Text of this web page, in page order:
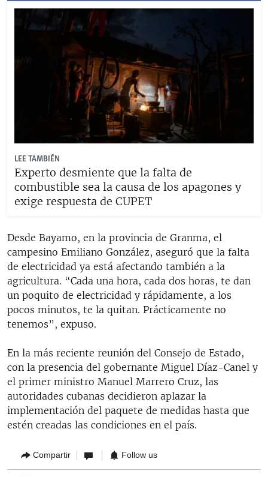
LEE TAMBIÉN
Experto desmiente que la falta de
combustible sea la causa de los apagones y
exige respuesta de CUPET
Desde Bayamo, en la provincia de Granma, el
campesino Emiliano González, aseguró que la falta
de electricidad ya está afectando también a la
agricultura. “Cada una hora, cada dos horas, te dan
un poquito de electricidad y rápidamente, a los
pocos minutos, te la quitan. Prácticamente no
tenemos”, expuso.
En la más reciente reunión del Consejo de Estado,
con la presencia del gobernante Miguel Díaz-Canel y
el primer ministro Manuel Marrero Cruz, las
autoridades cubanas decidieron aplazar la
implementación del paquete de medidas hasta que
estén creadas las condiciones en el país.
Compartir Follow us